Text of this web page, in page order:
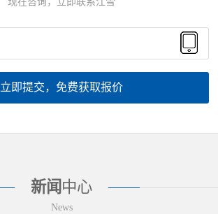
立即提交，免费获取报价
新闻 中心
News